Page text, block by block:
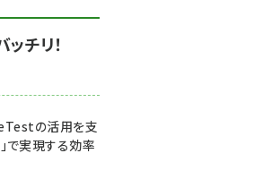
チリ！
の活用を支
実現する効率